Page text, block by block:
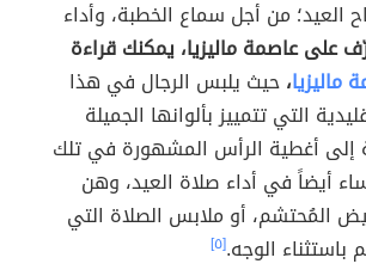
العيد؛ من أجل سماع الخطبة، وأداء
على عاصمة ماليزيا، يمكنك قراءة
،حيث يلبس الرجال في هذا
التي تتمييز بألوانها الجميلة
إلى أغطية الرأس المشهورة في تلك
أيضاً في أداء صلاة العيد، وهن
المُحتشم، أو ملابس الصلاة التي
الوجه.[٥]